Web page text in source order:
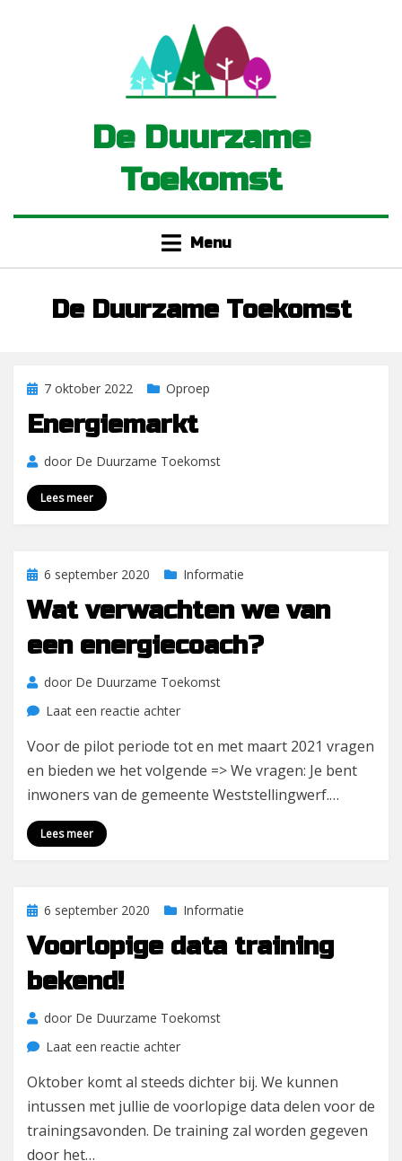
De Duurzame
Toekomst
Menu
Auteur
:
De Duurzame Toekomst
Geplaatst
7 oktober 2022 Oproep
Energiemarkt
door De Duurzame Toekomst
Lees meer
Geplaatst
6 september 2020 Informatie
Wat verwachten we van
een energiecoach?
door De Duurzame Toekomst
Laat een reactie achterop
verwachten
we
van
Voor de pilot periode tot en met maart 2021 vragen
en bieden we het volgende => We vragen: Je bent
inwoners van de gemeente Weststellingwerf.…
Lees meer
Geplaatst
6 september 2020 Informatie
Voorlopige data training
bekend!
door De Duurzame Toekomst
Laat een reactie achterop
data
training
bekend!
Oktober komt al steeds dichter bij. We kunnen
intussen met jullie de voorlopige data delen voor de
trainingsavonden. De training zal worden gegeven
door het…